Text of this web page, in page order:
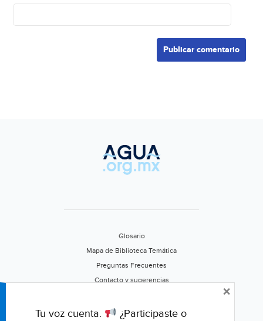
Glosario
Mapa de Biblioteca Temática
Preguntas Frecuentes
Contacto y sugerencias
Califica este portal
Tu voz cuenta. ¿Participaste o
×